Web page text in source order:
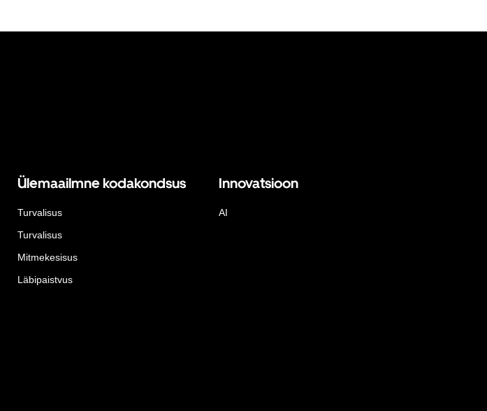
Ülemaailmne kodakondsus
Turvalisus
Turvalisus
Mitmekesisus
Läbipaistvus
Innovatsioon
AI